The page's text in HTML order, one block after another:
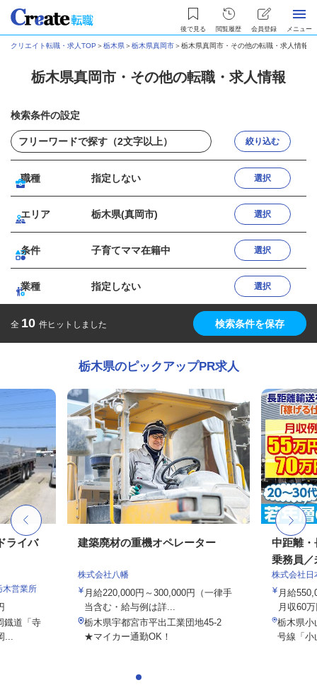
後で見る 閲覧履歴 会員登録 メニュー
クリエイト転職・求人TOP ＞栃木県＞栃木県真岡市＞栃木県真岡市・その他の転職・求人情報
栃木県真岡市・その他の転職・求人情報
検索条件の設定
絞り込む
職種 指定しない 選択
エリア 栃木県(真岡市) 選択
条件 子育てママ在籍中 選択
業種 指定しない 選択
全 10 件ヒットしました 検索条件を保存
栃木県のピックアップPR求人
ライバ
営業所
鐡道「寺
建築廃材の重機オペレーター
株式会社八幡
月給220,000円～300,000円（一律手
当含む・給与例は詳...
栃木県宇都宮市平出工業団地45-2
★マイカー通勤OK！
中距離・
乗務員／
株式会社日
月給
月収60
栃木県小
号線「小